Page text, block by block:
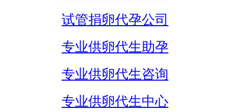
试管捐卵代孕公司
专业供卵代生助孕
专业供卵代生咨询
专业供卵代生中心